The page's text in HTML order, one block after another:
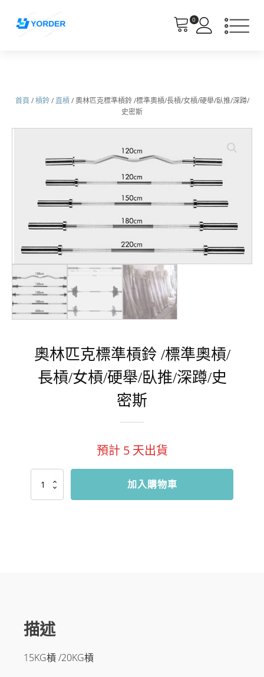
0
首頁 /槓鈴/ 直槓/ 奧林匹克標準槓鈴 /標準奧槓/長槓/女槓/硬舉/臥推/深蹲/
史密斯
奧林匹克標準槓鈴 /標準奧槓/
長槓/女槓/硬舉/臥推/深蹲/史
密斯
預計 5天出貨
匹
長
槓/
槓/
加入購物車
描述
15KG槓 /20KG槓